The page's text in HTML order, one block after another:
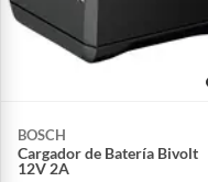
BOSCH
Cargador de Batería Bivolt
12V 2A